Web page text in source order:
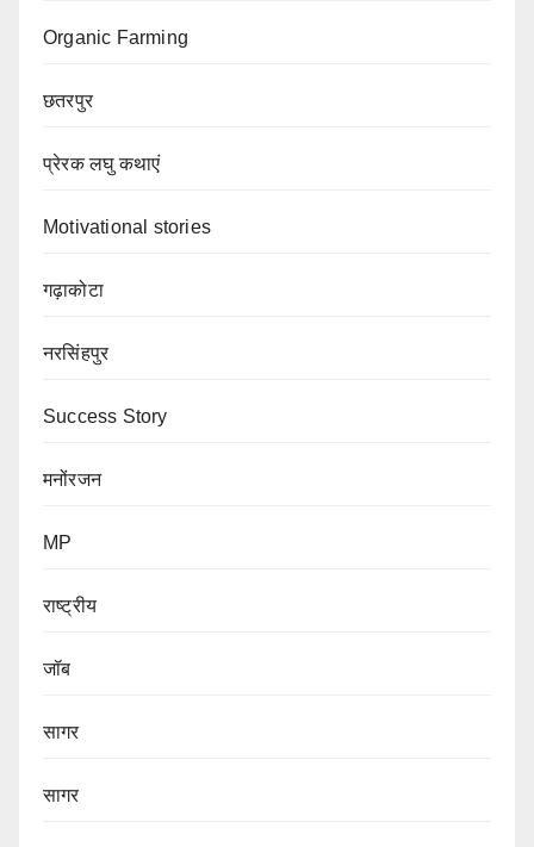
Organic Farming
छतरपुर
प्रेरक लघु कथाएं
Motivational stories
गढ़ाकोटा
नरसिंहपुर
Success Story
मनोंरजन
MP
राष्ट्रीय
जॉब
सागर
सागर